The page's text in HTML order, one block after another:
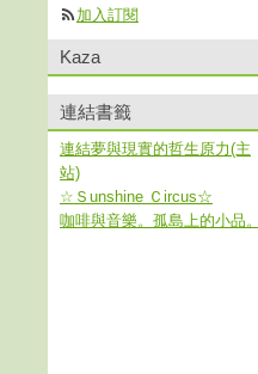
加入訂閱
Kaza
連結書籤
連結夢與現實的哲生原力(主
站)
☆Ｓunshine Ｃircus☆
咖啡與音樂。孤島上的小品。